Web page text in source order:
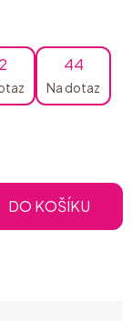
44
Na dotaz
DO KOŠÍKU